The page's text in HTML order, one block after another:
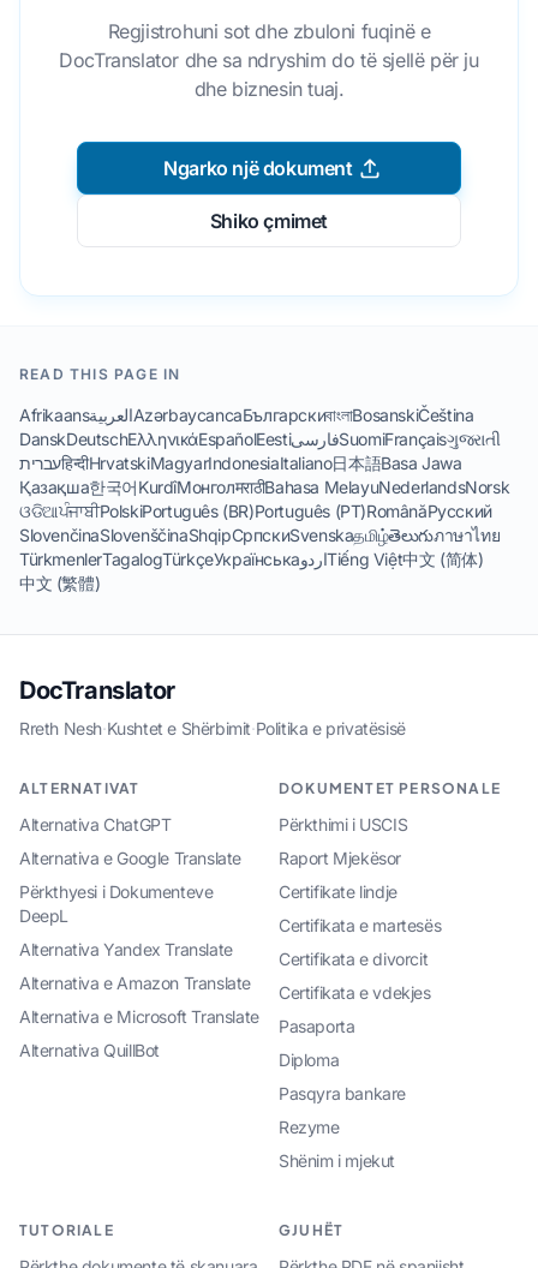
Regjistrohuni sot dhe zbuloni fuqinë e
DocTranslator dhe sa ndryshim do të sjellë për ju
dhe biznesin tuaj.
Ngarko një dokument
Shiko çmimet
READ THIS PAGE IN
AfrikaansالعربيةAzərbaycancaБългарскиবাংলাBosanskiČeština
DanskDeutschΕλληνικάEspañolEestiفارسیSuomiFrançaisગુજરાતી
עבריתहिन्दीHrvatskiMagyarIndonesiaItaliano日本語Basa Jawa
Қазақша한국어KurdîМонголमराठीBahasa MelayuNederlandsNorsk
ଓଡିଆਪੰਜਾਬੀPolskiPortuguês (BR)Português (PT)RomânăРусский
SlovenčinaSlovenščinaShqipСрпскиSvenskaதமிழ்తెలుగుภาษาไทย
TürkmenlerTagalogTürkçeУкраїнськаاردوTiếng Việt中文 (简体)
中文 (繁體)
DocTranslator
Rreth Nesh·Kushtet e Shërbimit·Politika e privatësisë
ALTERNATIVAT
Alternativa ChatGPT
Alternativa e Google Translate
Përkthyesi i Dokumenteve
DeepL
Alternativa Yandex Translate
Alternativa e Amazon Translate
Alternativa e Microsoft Translate
Alternativa QuillBot
DOKUMENTET PERSONALE
Përkthimi i USCIS
Raport Mjekësor
Certifikate lindje
Certifikata e martesës
Certifikata e divorcit
Certifikata e vdekjes
Pasaporta
Diploma
Pasqyra bankare
Rezyme
Shënim i mjekut
TUTORIALE GJUHËT